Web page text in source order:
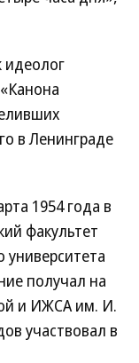
идеолог
в Ленинграде
1954 года в
факультет
университета
получал на
и ИЖСА им. И.
участвовал в